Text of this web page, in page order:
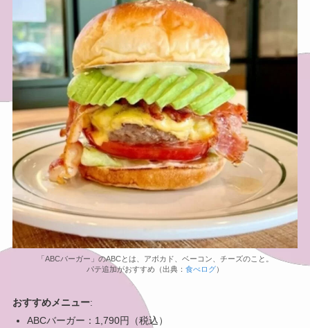
「ABCバーガー」のABCとは、アボカド、ベーコン、チーズのこと。
パテ追加がおすすめ（出典： 食べログ）
おすすめメニュー:
ABCバーガー：1,790円（税込）